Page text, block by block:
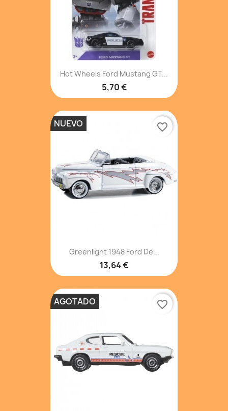
Hot Wheels Ford Mustang GT...
5,70 €
Greenlight 1948 Ford De...
13,64 €
NUEVO favorite_border
AGOTADO favorite_border